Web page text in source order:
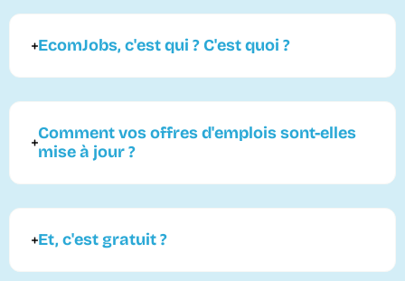
EcomJobs, c'est qui ? C'est quoi ?
Comment vos offres d'emplois sont-elles
mise à jour ?
Et, c'est gratuit ?